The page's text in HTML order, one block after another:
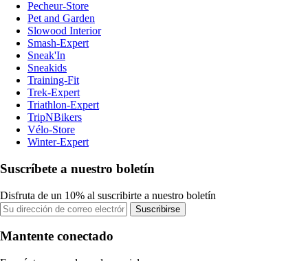
Pecheur-Store
Pet and Garden
Slowood Interior
Smash-Expert
Sneak'In
Sneakids
Training-Fit
Trek-Expert
Triathlon-Expert
TripNBikers
Vélo-Store
Winter-Expert
Suscríbete a nuestro boletín
Disfruta de un 10% al suscribirte a nuestro boletín
Suscribirse
Mantente conectado